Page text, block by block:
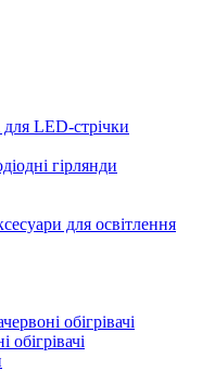
LED-стрічки
гірлянди
для освітлення
обігрівачі
обігрівачі